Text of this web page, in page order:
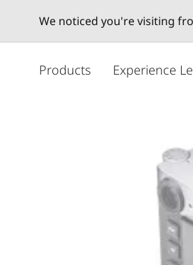
We noticed you're visiting
Products Experience